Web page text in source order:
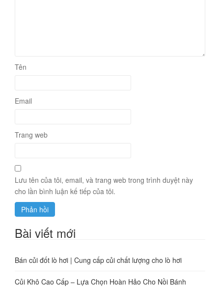
Tên
Email
Trang web
Lưu tên của tôi, email, và trang web trong trình duyệt này
cho lần bình luận kế tiếp của tôi.
Bài viết mới
Bán củi đốt lò hơi | Cung cấp củi chất lượng cho lò hơi
Củi Khô Cao Cấp – Lựa Chọn Hoàn Hảo Cho Nồi Bánh